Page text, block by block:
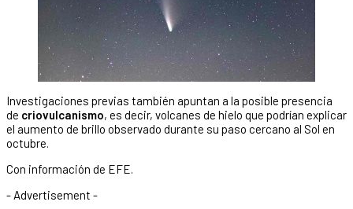
Investigaciones previas también apuntan a la posible presencia
de criovulcanismo, es decir, volcanes de hielo que podrían explicar
el aumento de brillo observado durante su paso cercano al Sol en
octubre.
Con información de EFE.
- Advertisement -